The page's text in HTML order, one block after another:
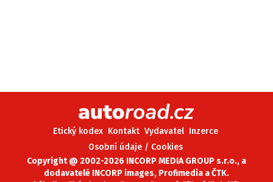
Etický kodex Kontakt Vydavatel Inzerce
Osobní údaje / Cookies
Copyright @ 2002-2026 INCORP MEDIA GROUP s.r.o., a
dodavatelé INCORP images, Profimedia a ČTK.